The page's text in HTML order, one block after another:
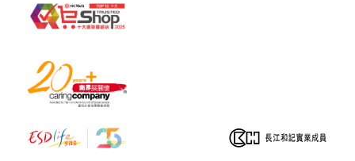
如5個工作天後道爾頓(香港)有限公司仍未能聯絡
上顧客，該訂單將會被取消，並於扣除運費及特別
所有訂單須視乎相關貨品的供應情況再作最後確
認。倘若道爾頓(香港)有限公司 未能提供閣下訂單
送貨或取貨前透過電話或電郵通知閣下。